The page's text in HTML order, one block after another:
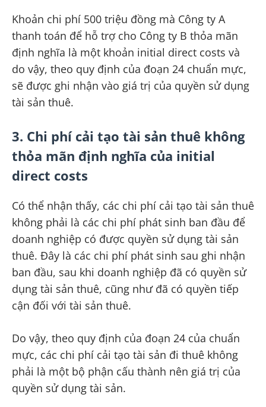
Khoản chi phí 500 triệu đồng mà Công ty A
thanh toán để hỗ trợ cho Công ty B thỏa mãn
định nghĩa là một khoản initial direct costs và
do vậy, theo quy định của đoạn 24 chuẩn mực,
sẽ được ghi nhận vào giá trị của quyền sử dụng
tài sản thuê.
3. Chi phí cải tạo tài sản thuê không
thỏa mãn định nghĩa của initial
direct costs
Có thể nhận thấy, các chi phí cải tạo tài sản thuê
không phải là các chi phí phát sinh ban đầu để
doanh nghiệp có được quyền sử dụng tài sản
thuê. Đây là các chi phí phát sinh sau ghi nhận
ban đầu, sau khi doanh nghiệp đã có quyền sử
dụng tài sản thuê, cũng như đã có quyền tiếp
cận đối với tài sản thuê.
Do vậy, theo quy định của đoạn 24 của chuẩn
mực, các chi phí cải tạo tài sản đi thuê không
phải là một bộ phận cấu thành nên giá trị của
quyền sử dụng tài sản.